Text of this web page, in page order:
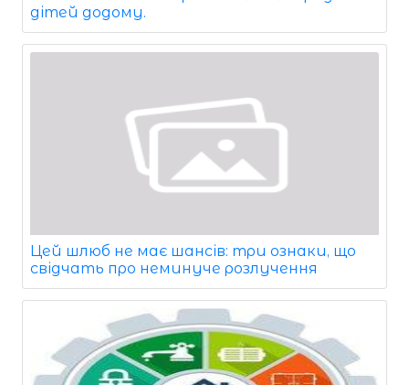
дітей додому.
Цей шлюб не має шансів: три ознаки, що
свідчать про неминуче розлучення